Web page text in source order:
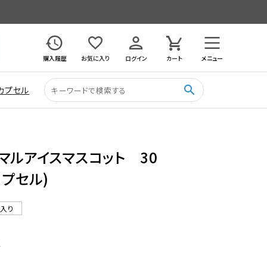
購入履歴
お気に入り ログイン カート メニュー
プセル search
ルアイスマスコット 30
セル)
り